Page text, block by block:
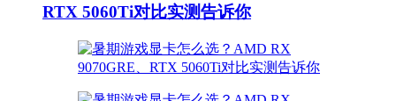
RTX 5060Ti对比实测告诉你